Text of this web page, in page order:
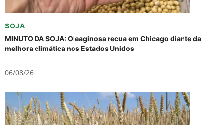
SOJA
MINUTO DA SOJA: Oleaginosa recua em Chicago diante da
melhora climática nos Estados Unidos
06/08/26